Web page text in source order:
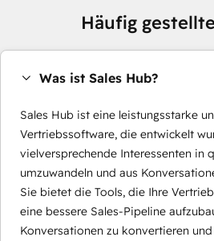
Häufig
Was ist Sales Hub?
Sales Hub ist eine leistungsstarke
Vertriebssoftware, die entwickelt
vielversprechende Interessenten in
umzuwandeln und aus
Sie bietet die Tools, die Ihre
eine bessere Sales-Pipeline
Konversationen zu konvertieren